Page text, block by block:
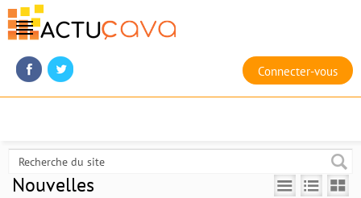
Connecter-vous
Nouvelles